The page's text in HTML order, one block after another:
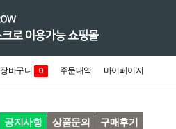
장바구니 0 주문내역 마이페이지
공지사항 상품문의 구매후기